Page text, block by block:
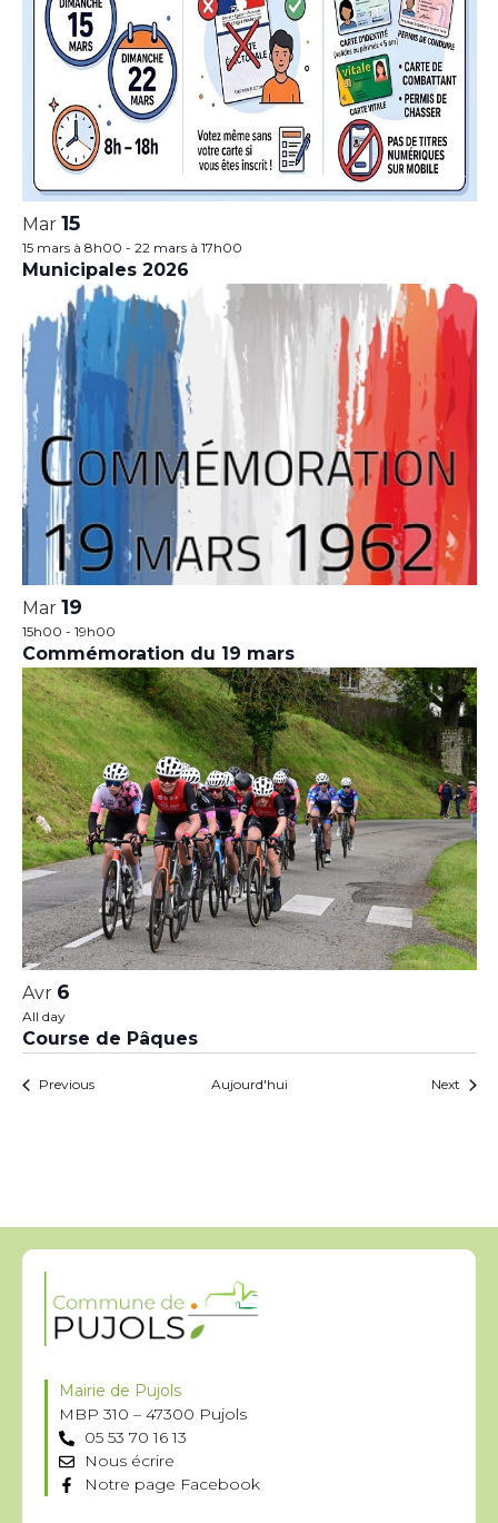
Mar 15
15 mars à 8h00 - 22 mars à 17h00
Municipales 2026
Mar 19
15h00 - 19h00
Commémoration du 19 mars
Avr 6
All day
Course de Pâques
PreviousÉvènements Aujourd'hui Next
Mairie de Pujols
MBP 310 – 47300 Pujols
05 53 70 16 13
Nous écrire
Notre page Facebook